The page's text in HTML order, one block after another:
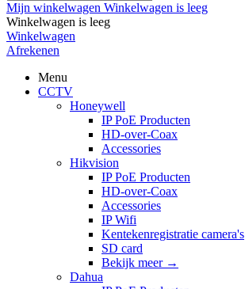
Mijn winkelwagen Winkelwagen is leeg
Winkelwagen is leeg
Winkelwagen
Afrekenen
Menu
CCTV
Honeywell
IP PoE Producten
HD-over-Coax
Accessories
Hikvision
IP PoE Producten
HD-over-Coax
Accessories
IP Wifi
Kentekenregistratie camera's
SD card
Bekijk meer →
Dahua